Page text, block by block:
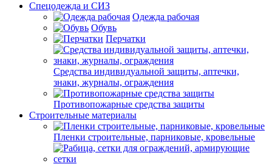
Спецодежда и СИЗ
Одежда рабочая
Обувь
Перчатки
Средства индивидуальной защиты, аптечки,
знаки, журналы, ограждения
Противопожарные средства защиты
Строительные материалы
Пленки строительные, парниковые, кровельные